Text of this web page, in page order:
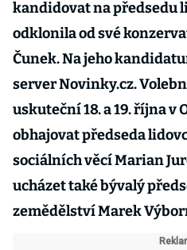
kandidovat na předsedu
odklonila od své
Čunek. Na jeho
server Novinky.cz.
uskuteční 18. a 19. října v
obhajovat předseda
sociálních věcí Marian
ucházet také bývalý
zemědělství Marek